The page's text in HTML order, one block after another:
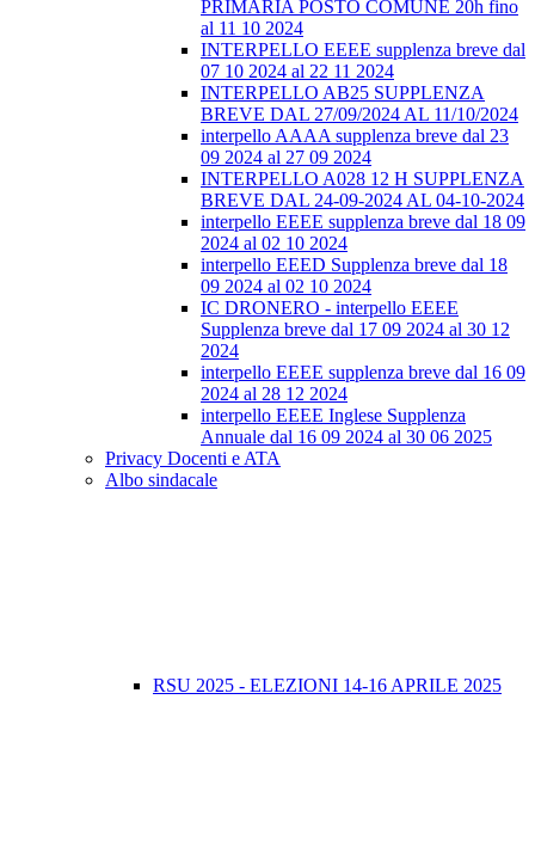
PRIMARIA POSTO COMUNE 20h fino
al 11 10 2024
INTERPELLO EEEE supplenza breve dal
07 10 2024 al 22 11 2024
INTERPELLO AB25 SUPPLENZA
BREVE DAL 27/09/2024 AL 11/10/2024
interpello AAAA supplenza breve dal 23
09 2024 al 27 09 2024
INTERPELLO A028 12 H SUPPLENZA
BREVE DAL 24-09-2024 AL 04-10-2024
interpello EEEE supplenza breve dal 18 09
2024 al 02 10 2024
interpello EEED Supplenza breve dal 18
09 2024 al 02 10 2024
IC DRONERO - interpello EEEE
Supplenza breve dal 17 09 2024 al 30 12
2024
interpello EEEE supplenza breve dal 16 09
2024 al 28 12 2024
interpello EEEE Inglese Supplenza
Annuale dal 16 09 2024 al 30 06 2025
Privacy Docenti e ATA
Albo sindacale
RSU 2025 - ELEZIONI 14-16 APRILE 2025